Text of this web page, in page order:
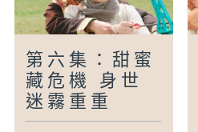
第六集：甜蜜
藏危機 身世
迷霧重重